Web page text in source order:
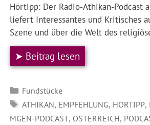
Hörtipp: Der Radio-Athikan-Podcast
liefert Interessantes und Kritisches
Szene und über die Welt des
➤ Beitrag lesen
Kategorien
Fundstücke
SCHLAGWÖRTER
ATHIKAN, EMPFEHLUNG, HÖRTIPP,
MGEN-PODCAST, ÖSTERREICH,